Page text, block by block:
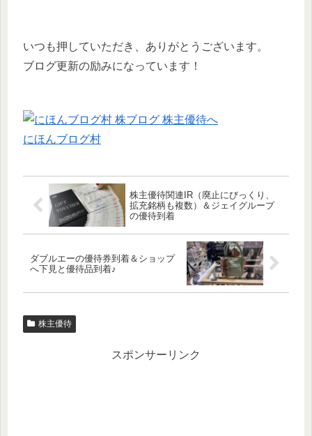
いつも押していただき、ありがとうございます。
ブログ更新の励みになっています！
にほんブログ村
株主優待関連IR（廃止にびっくり、
拡充銘柄も複数）＆ジェイグループ
の優待到着
ダブルエーの優待券到着＆ショップ
へ下見と優待品到着♪
株主優待
スポンサーリンク